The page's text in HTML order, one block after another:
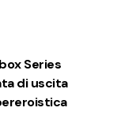
Series
di uscita